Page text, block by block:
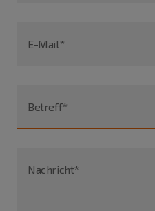
E-Mail*
Betreff*
Nachricht*